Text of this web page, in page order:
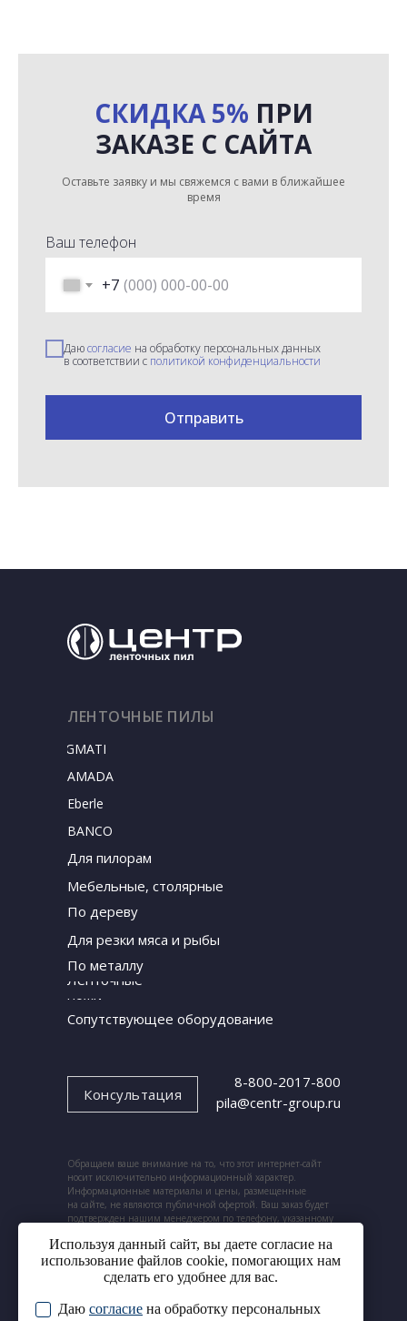
СКИДКА 5% ПРИ
ЗАКАЗЕ С САЙТА
Оставьте заявку и мы свяжемся с вами в ближайшее
время
Ваш телефон
+7
Даюсогласие на обработку персональных данных
в соответствии с политикой конфиденциальности
Отправить
SIGMATEC
AMADA
Eberle
BANCO
Консультация
Для пилорам
Мебельные, столярные
По дереву
Для резки мяса и рыбы
8-800-2017-800
pila@centr-group.ru
ЛЕНТОЧНЫЕ ПИЛЫ
Обращаем ваше внимание на то, что этот интернет-сайт
носит исключительно информационный характер.
Информационные материалы и цены, размещенные
на сайте, не являются публичной офертой. Ваш заказ будет
подтвержден нашим менеджером по телефону, указанному
По металлу
Ленточные
ножи
Сопутствующее оборудование
© 2024. ООО «Центр ленточных пил».
Используя данный сайт, вы даете согласие на
использование файлов cookie, помогающих нам
сделать его удобнее для вас.
Даю согласие на обработку персональных